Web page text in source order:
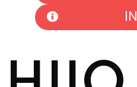
KESÄKAUSI